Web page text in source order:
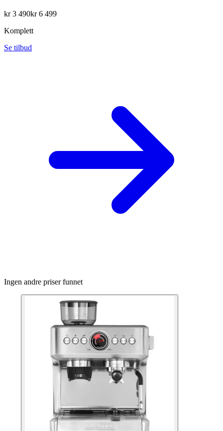
kr3 490kr6 499
Komplett
Se tilbud
Ingen andre priser funnet